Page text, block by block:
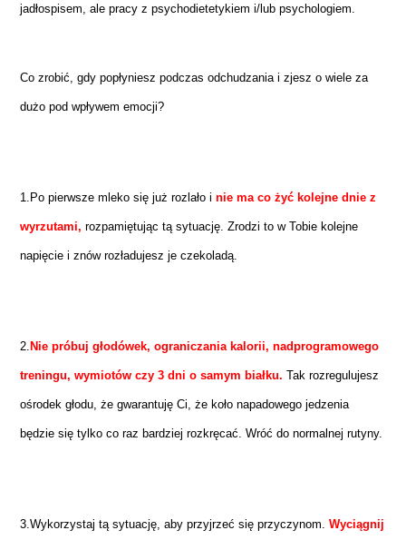
jadłospisem, ale pracy z psychodietetykiem i/lub psychologiem.
Co zrobić, gdy popłyniesz podczas odchudzania i zjesz o wiele za
dużo pod wpływem emocji?
1.Po pierwsze mleko się już rozlało inie ma co żyć kolejne dnie z
wyrzutami, rozpamiętując tą sytuację. Zrodzi to w Tobie kolejne
napięcie i znów rozładujesz je czekoladą.
2. Nie próbuj głodówek, ograniczania kalorii, nadprogramowego
treningu, wymiotów czy 3 dni o samym białku. Tak rozregulujesz
ośrodek głodu, że gwarantuję Ci, że koło napadowego jedzenia
będzie się tylko co raz bardziej rozkręcać. Wróć do normalnej rutyny.
3.Wykorzystaj tą sytuację, aby przyjrzeć się przyczynom.Wyciągnij